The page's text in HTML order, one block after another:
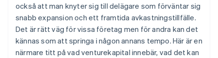
också att man knyter sig till delägare som förväntar sig
snabb expansion och ett framtida avkastningstillfälle.
Det är rätt väg för vissa företag men för andra kan det
kännas som att springa i någon annans tempo. Här är en
närmare titt på vad venturekapital innebär, vad det kan